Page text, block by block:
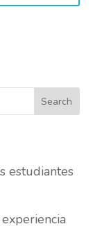
Search
estudiantes